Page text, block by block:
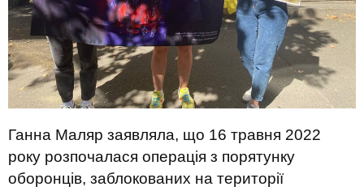
Ганна Маляр заявляла, що 16 травня 2022
року розпочалася операція з порятунку
оборонців, заблокованих на території